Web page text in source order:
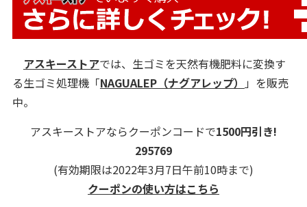
アスキーストアでは、生ゴミを天然有機肥料に変換す
る生ゴミ処理機「NAGUALEP（ナグアレップ）
」を販売
中。
アスキーストアならクーポンコードで1500円引き!
295769
(有効期限は2022年3月7日午前10時まで)
クーポンの使い方はこちら